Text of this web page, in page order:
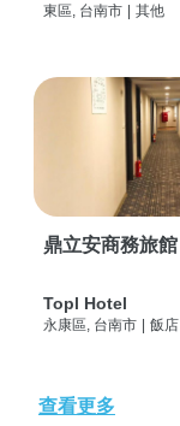
東區, 台南市 | 其他
鼎立安商務旅館
Topl Hotel
永康區, 台南市 | 飯店
查看更多